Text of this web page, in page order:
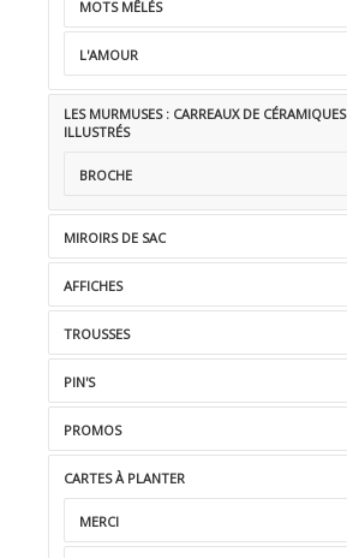
MOTS MÊLÉS
L'AMOUR
LES MURMUSES : CARREAUX DE CÉRAMIQUES
ILLUSTRÉS
BROCHE
MIROIRS DE SAC
AFFICHES
TROUSSES
PIN'S
PROMOS
CARTES À PLANTER
MERCI